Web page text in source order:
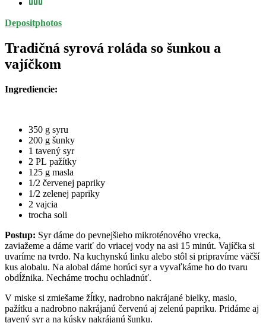
Depositphotos
Tradičná syrová roláda so šunkou a
vajíčkom
Ingrediencie:
350 g syru
200 g šunky
1 tavený syr
2 PL pažítky
125 g masla
1/2 červenej papriky
1/2 zelenej papriky
2 vajcia
trocha soli
Postup: Syr dáme do pevnejšieho mikroténového vrecka,
zaviažeme a dáme variť do vriacej vody na asi 15 minút. Vajíčka si
uvaríme na tvrdo. Na kuchynskú linku alebo stôl si pripravíme väčší
kus alobalu. Na alobal dáme horúci syr a vyvaľkáme ho do tvaru
obdĺžnika. Necháme trochu ochladnúť.
V miske si zmiešame žĺtky, nadrobno nakrájané bielky, maslo,
pažítku a nadrobno nakrájanú červenú aj zelenú papriku. Pridáme aj
tavený syr a na kúsky nakrájanú šunku.